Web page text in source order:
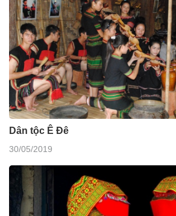
Dân tộc Ê Đê
30/05/2019